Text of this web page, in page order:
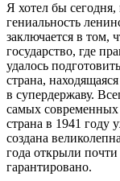
Я хотел бы
гениальность
заключается в том,
государство, где
удалось
страна,
в супердержаву.
самых современных
страна в 1941 году
создана
года открыли
гарантировано.